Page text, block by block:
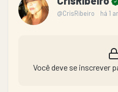
@CrisRibeiro há 1
Você deve se inscrever